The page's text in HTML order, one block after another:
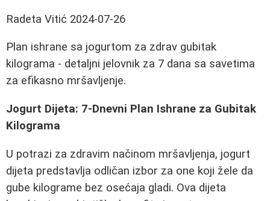
Radeta Vitić 2024-07-26
Plan ishrane sa jogurtom za zdrav gubitak
kilograma - detaljni jelovnik za 7 dana sa savetima
za efikasno mršavljenje.
Jogurt Dijeta: 7-Dnevni Plan Ishrane za Gubitak
Kilograma
U potrazi za zdravim načinom mršavljenja, jogurt
dijeta predstavlja odličan izbor za one koji žele da
gube kilograme bez osećaja gladi. Ova dijeta